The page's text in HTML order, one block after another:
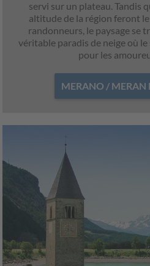
servi sur un plateau. Tandis
altitude de la région feront
randonneurs, le paysage se
véritable paradis de neige où
pour les
MERANO / MERAN